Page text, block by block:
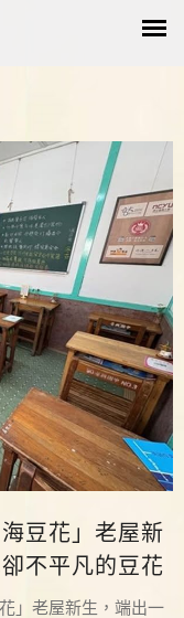
豆花」老屋新
不平凡的豆花
」老屋新生，端出一